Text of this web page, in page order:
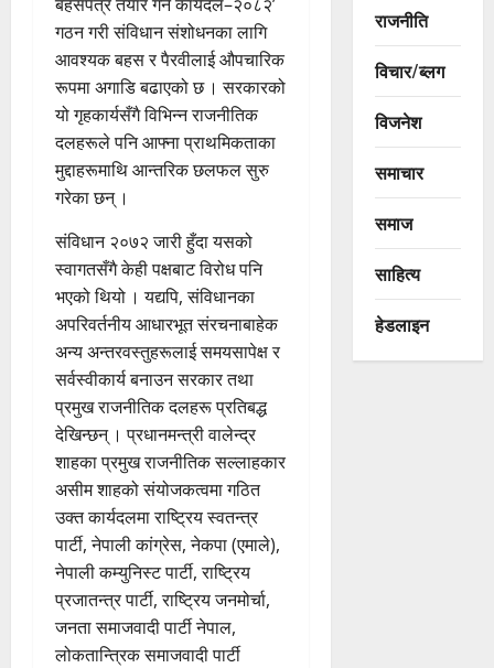
गठन गरी संविधान संशोधनका लागि
आवश्यक बहस र पैरवीलाई औपचारिक
रूपमा अगाडि बढाएको छ । सरकारको
यो गृहकार्यसँगै विभिन्न राजनीतिक
दलहरूले पनि आफ्ना प्राथमिकताका
मुद्दाहरूमाथि आन्तरिक छलफल सुरु
गरेका छन् ।
संविधान २०७२ जारी हुँदा यसको
स्वागतसँगै केही पक्षबाट विरोध पनि
भएको थियो । यद्यपि, संविधानका
अपरिवर्तनीय आधारभूत संरचनाबाहेक
अन्य अन्तरवस्तुहरूलाई समयसापेक्ष र
सर्वस्वीकार्य बनाउन सरकार तथा
प्रमुख राजनीतिक दलहरू प्रतिबद्ध
देखिन्छन् । प्रधानमन्त्री वालेन्द्र
शाहका प्रमुख राजनीतिक सल्लाहकार
असीम शाहको संयोजकत्वमा गठित
उक्त कार्यदलमा राष्ट्रिय स्वतन्त्र
पार्टी, नेपाली कांग्रेस, नेकपा (एमाले),
नेपाली कम्युनिस्ट पार्टी, राष्ट्रिय
प्रजातन्त्र पार्टी, राष्ट्रिय जनमोर्चा,
जनता समाजवादी पार्टी नेपाल,
लोकतान्त्रिक समाजवादी पार्टी
राजनीति
विचार/ब्लग
विजनेश
समाचार
समाज
साहित्य
हेडलाइन